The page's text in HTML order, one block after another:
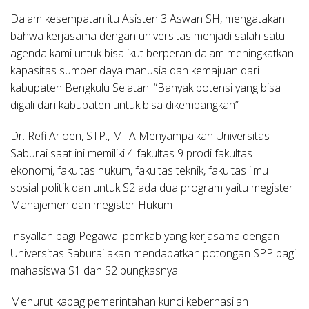
Dalam kesempatan itu Asisten 3 Aswan SH, mengatakan
bahwa kerjasama dengan universitas menjadi salah satu
agenda kami untuk bisa ikut berperan dalam meningkatkan
kapasitas sumber daya manusia dan kemajuan dari
kabupaten Bengkulu Selatan. “Banyak potensi yang bisa
digali dari kabupaten untuk bisa dikembangkan”
Dr. Refi Arioen, STP., MTA Menyampaikan Universitas
Saburai saat ini memiliki 4 fakultas 9 prodi fakultas
ekonomi, fakultas hukum, fakultas teknik, fakultas ilmu
sosial politik dan untuk S2 ada dua program yaitu megister
Manajemen dan megister Hukum
Insyallah bagi Pegawai pemkab yang kerjasama dengan
Universitas Saburai akan mendapatkan potongan SPP bagi
mahasiswa S1 dan S2 pungkasnya.
Menurut kabag pemerintahan kunci keberhasilan